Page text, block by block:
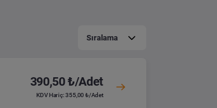
Sıralama
390,50 ₺/Adet
KDV Hariç: 355,00 ₺/Adet